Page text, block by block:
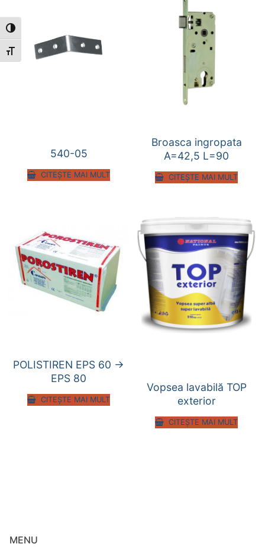
Toggle High Contrast
Toggle Font size
540-05
CITEȘTE MAI MULT
Broasca ingropata
A=42,5 L=90
CITEȘTE MAI MULT
POLISTIREN EPS 60 ->
EPS 80
CITEȘTE MAI MULT
Vopsea lavabilă TOP
exterior
CITEȘTE MAI MULT
MENU